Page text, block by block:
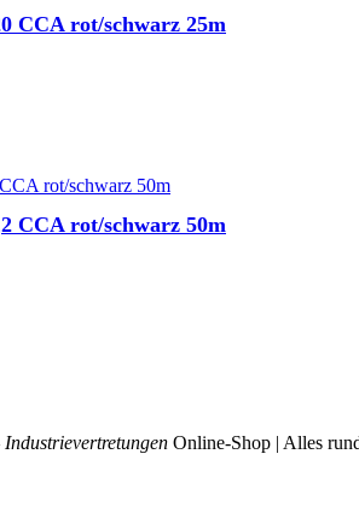
CCA rot/schwarz 25m
CCA rot/schwarz 50m
Online-Shop | Alles